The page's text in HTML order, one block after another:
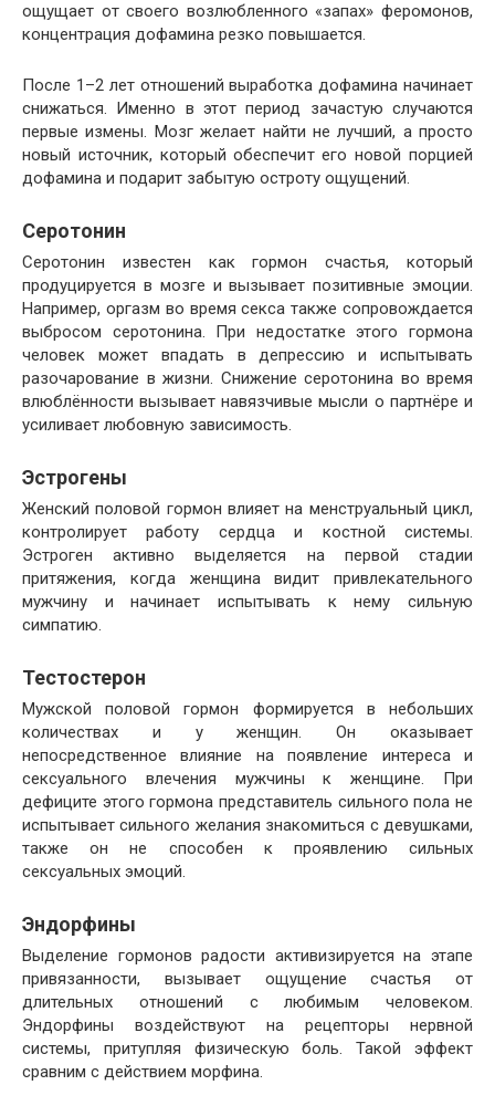
ощущает от своего возлюбленного «запах» феромонов,
концентрация дофамина резко повышается.
После 1–2 лет отношений выработка дофамина начинает
снижаться. Именно в этот период зачастую случаются
первые измены. Мозг желает найти не лучший, а просто
новый источник, который обеспечит его новой порцией
дофамина и подарит забытую остроту ощущений.
Серотонин
Серотонин известен как гормон счастья, который
продуцируется в мозге и вызывает позитивные эмоции.
Например, оргазм во время секса также сопровождается
выбросом серотонина. При недостатке этого гормона
человек может впадать в депрессию и испытывать
разочарование в жизни. Снижение серотонина во время
влюблённости вызывает навязчивые мысли о партнёре и
усиливает любовную зависимость.
Эстрогены
Женский половой гормон влияет на менструальный цикл,
контролирует работу сердца и костной системы.
Эстроген активно выделяется на первой стадии
притяжения, когда женщина видит привлекательного
мужчину и начинает испытывать к нему сильную
симпатию.
Тестостерон
Мужской половой гормон формируется в небольших
количествах и у женщин. Он оказывает
непосредственное влияние на появление интереса и
сексуального влечения мужчины к женщине. При
дефиците этого гормона представитель сильного пола не
испытывает сильного желания знакомиться с девушками,
также он не способен к проявлению сильных
сексуальных эмоций.
Эндорфины
Выделение гормонов радости активизируется на этапе
привязанности, вызывает ощущение счастья от
длительных отношений с любимым человеком.
Эндорфины воздействуют на рецепторы нервной
системы, притупляя физическую боль. Такой эффект
сравним с действием морфина.